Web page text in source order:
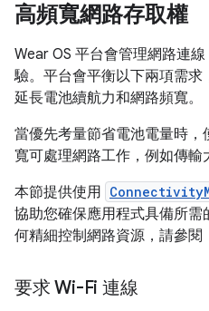
高頻寬網路存取權
Wear OS 平台會管理網路連
驗。平台會平衡以下兩項需求
延長電池續航力和網路頻寬。
當優先考量節省電池電量時
寬可處理網路工作，例如傳輸
本節提供使用
協助您確保應用程式具備所
何精細控制網路資源，請參閱
要求 Wi-Fi 連線